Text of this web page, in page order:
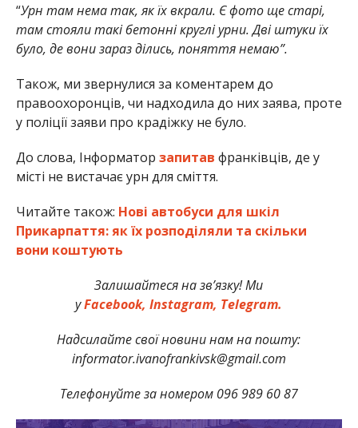
“Урн там нема так, як їх вкрали. Є фото ще старі,
там стояли такі бетонні круглі урни. Дві штуки їх
було, де вони зараз ділись, поняття немаю”.
Також, ми звернулися за коментарем до
правоохоронців, чи надходила до них заява, проте
у поліції заяви про крадіжку не було.
До слова, Інформатор запитав франківців, де у
місті не вистачає урн для сміття.
Читайте також: Нові автобуси для шкіл
Прикарпаття: як їх розподіляли та скільки
вони коштують
Залишайтеся на зв’язку! Ми
уFacebook, Instagram, Telegram.
Надсилайте свої новини нам на пошту:
informator.ivanofrankivsk@gmail.com
Телефонуйте за номером 096 989 60 87